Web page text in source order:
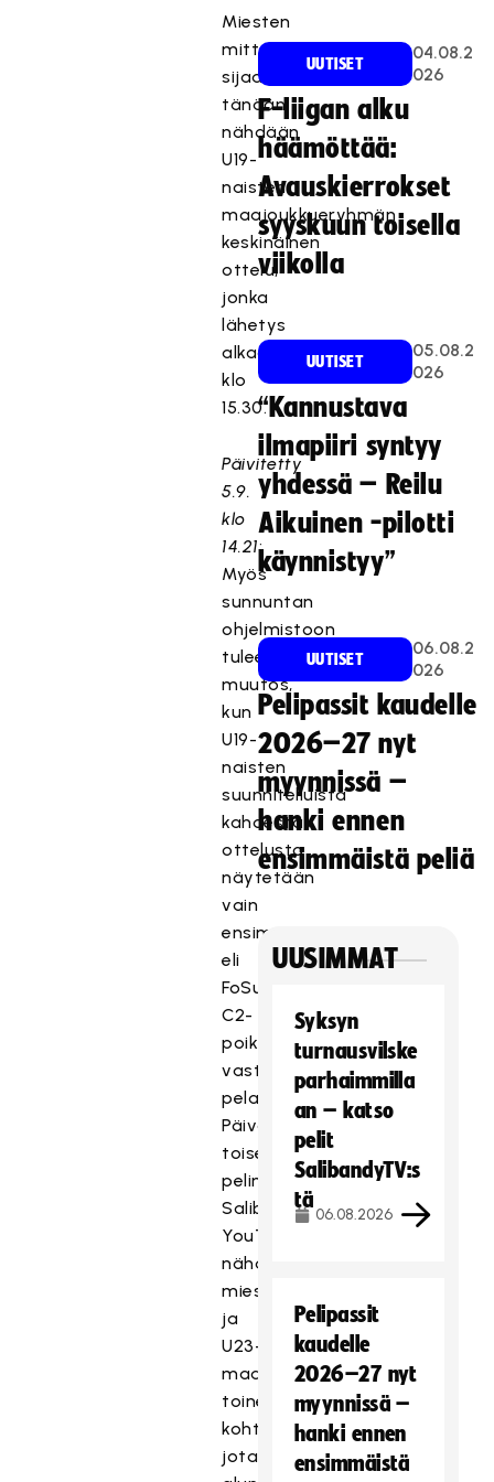
Miesten
mittelön
sijaan
tänään
nähdään
U19-
naisten
maajoukkueryhmän
keskinäinen
ottelu,
jonka
lähetys
alkaa
klo
15.30.
Päivitetty
5.9.
klo
14.21:
Myös
sunnuntan
ohjelmistoon
tulee
muutos,
kun
U19-
naisten
suunnitelluista
kahdesta
ottelusta
näytetään
vain
ensimmäinen
eli
FoSun
C2-
poikia
vastaan
pelattava.
Päivän
toisena
pelinä
Salibandyliiton
YouTubessa
nähdään
miesten
ja
U23-
maajoukkueen
toinen
kohtaaminen,
jota
UUTISET
04.08.2
026
F-liigan alku
häämöttää:
Avauskierrokset
syyskuun toisella
viikolla
UUTISET
05.08.2
026
“Kannustava
ilmapiiri syntyy
yhdessä – Reilu
Aikuinen -pilotti
käynnistyy”
UUTISET
06.08.2
026
Pelipassit kaudelle
2026–27 nyt
myynnissä –
hanki ennen
ensimmäistä peliä
UUSIMMAT
Syksyn
turnausvilske
parhaimmilla
an – katso
pelit
SalibandyTV:s
tä
06.08.2026
Pelipassit
kaudelle
2026–27 nyt
myynnissä –
hanki ennen
ensimmäistä